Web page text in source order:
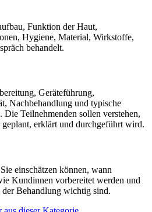
Funktion der Haut,
Hygiene, Material, Wirkstoffe,
behandelt.
Geräteführung,
Nachbehandlung und typische
Die Teilnehmenden sollen verstehen,
erklärt und durchgeführt wird.
einschätzen können, wann
Kundinnen vorbereitet werden und
Behandlung wichtig sind.